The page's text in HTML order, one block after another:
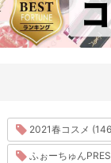
2021春コスメ
ふぉーちゅん